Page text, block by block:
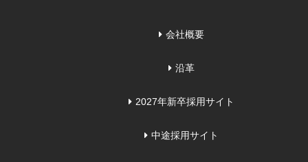
会社概要
沿革
2027年新卒採用サイト
中途採用サイト